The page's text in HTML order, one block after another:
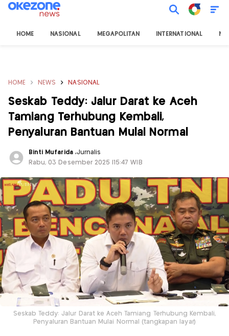
HOME NASIONAL MEGAPOLITAN INTERNATIONAL
HOME NEWS NASIONAL
Seskab Teddy: Jalur Darat ke Aceh
Tamiang Terhubung Kembali,
Penyaluran Bantuan Mulai Normal
Binti Mufarida ,Jurnalis
Rabu, 03 Desember 2025 |15:47 WIB
Seskab Teddy: Jalur Darat ke Aceh Tamiang Terhubung Kembali,
Penyaluran Bantuan Mulai Normal (tangkapan layar)